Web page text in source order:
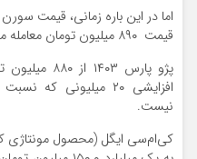
اما در این باره زمانی، قیمت
قیمت ۸۹۰ میلیون تومان معامله می‌شود.
افزایشی ۲۰ میلیونی
نیست.
کی‌ام‌سی ایگل (محصول مونتاژی